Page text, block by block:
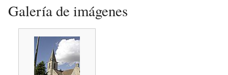
Galería de imágenes